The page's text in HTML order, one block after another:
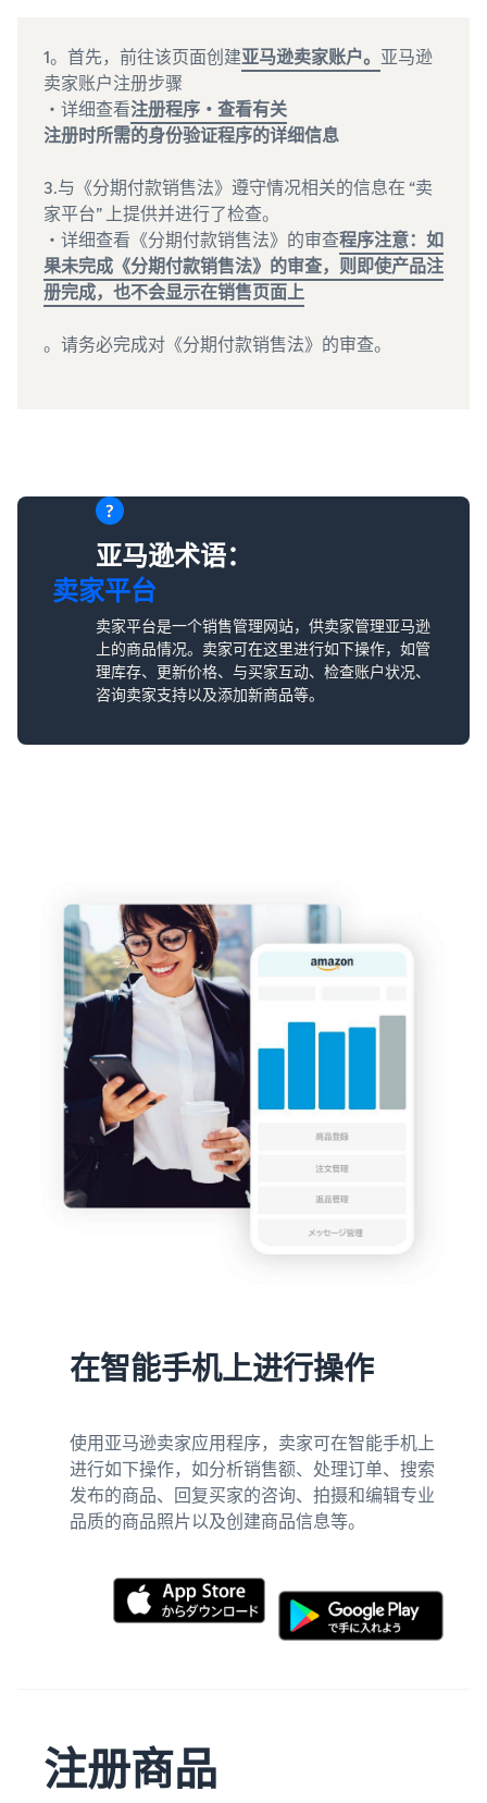
1。首先，前往该页面创建亚马逊卖家账户。 亚马逊
卖家账户注册步骤
・详细查看注册程序・查看有关
注册时所需的身份验证程序的详细信息
3.与《分期付款销售法》遵守情况相关的信息在 “卖
家平台” 上提供并进行了检查。
・详细查看《分期付款销售法》的审查程序注意：如
果未完成《分期付款销售法》的审查，则即使产品注
册完成，也不会显示在销售页面上
。请务必完成对《分期付款销售法》的审查。
亚马逊术语：
卖家平台
卖家平台是一个销售管理网站，供卖家管理亚马逊
上的商品情况。卖家可在这里进行如下操作，如管
理库存、更新价格、与买家互动、检查账户状况、
咨询卖家支持以及添加新商品等。
在智能手机上进行操作
使用亚马逊卖家应用程序，卖家可在智能手机上
进行如下操作，如分析销售额、处理订单、搜索
发布的商品、回复买家的咨询、拍摄和编辑专业
品质的商品照片以及创建商品信息等。
注册商品